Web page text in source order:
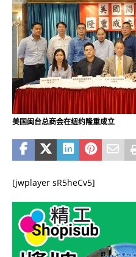
美国闽台总商会在纽约隆重成立
[jwplayer sR5heCv5]